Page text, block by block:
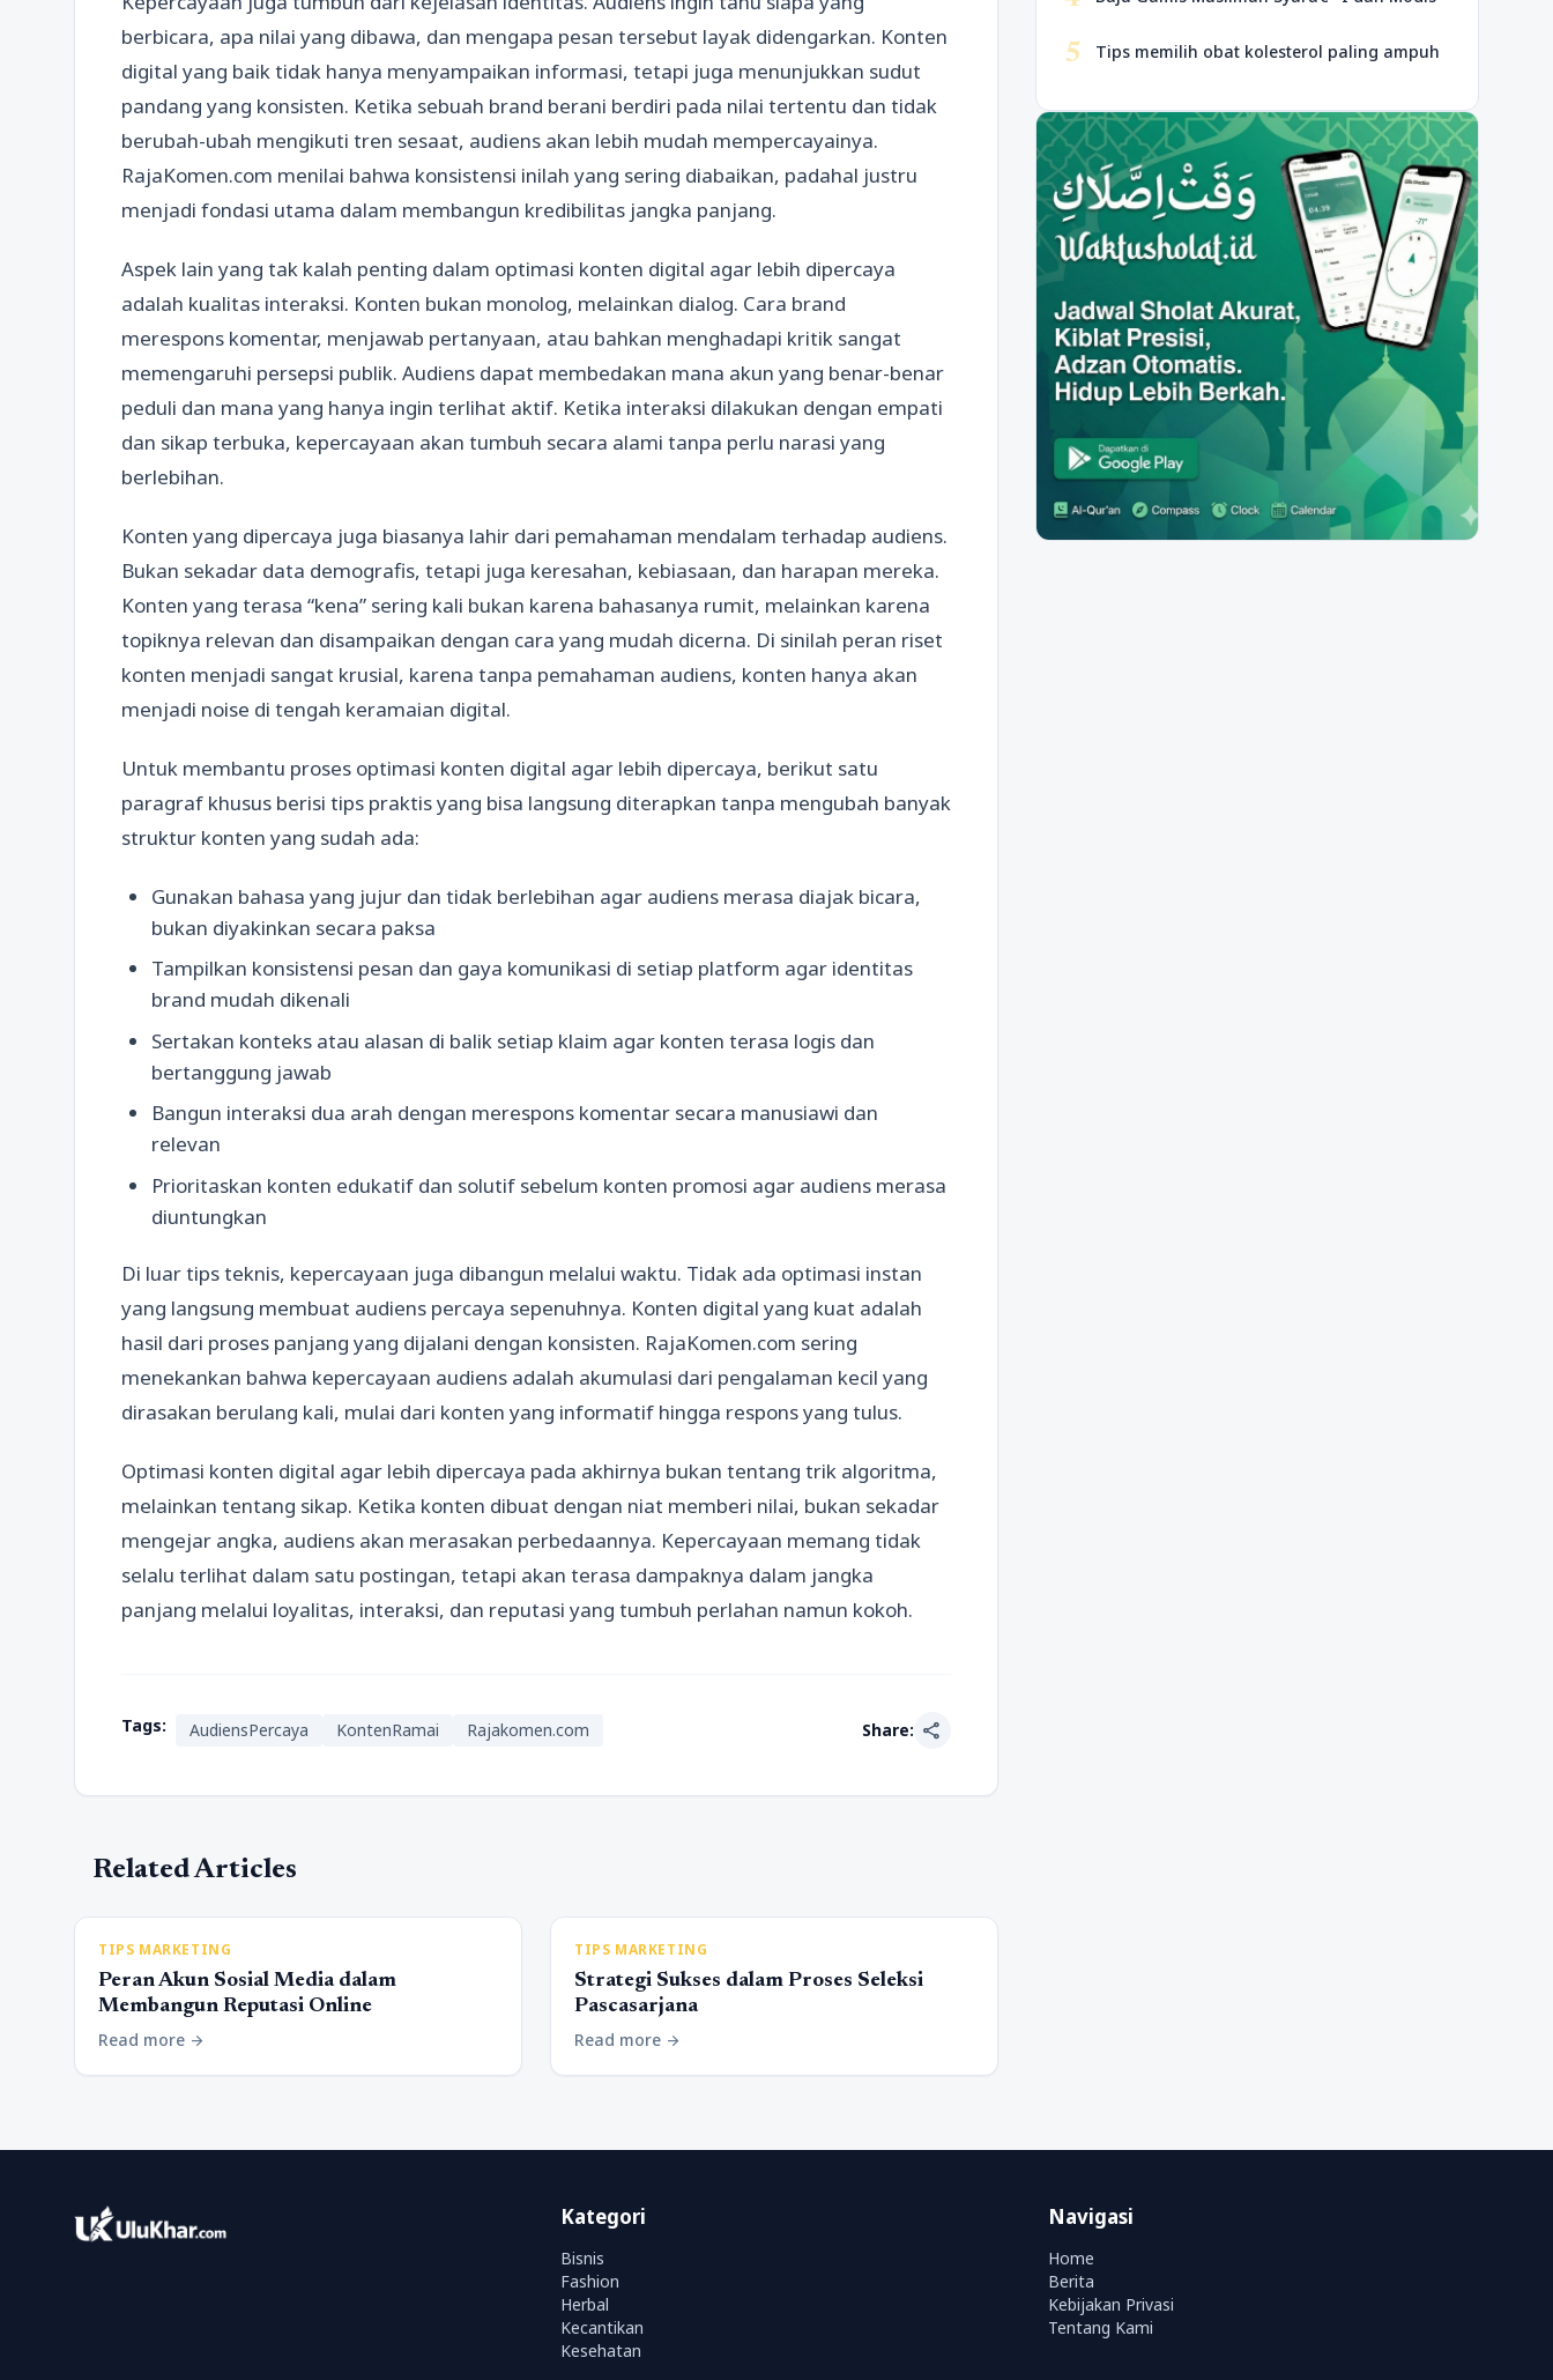
berbicara, apa nilai yang dibawa, dan mengapa pesan tersebut layak didengarkan. Konten
digital yang baik tidak hanya menyampaikan informasi, tetapi juga menunjukkan sudut
pandang yang konsisten. Ketika sebuah brand berani berdiri pada nilai tertentu dan tidak
berubah-ubah mengikuti tren sesaat, audiens akan lebih mudah mempercayainya.
RajaKomen.com menilai bahwa konsistensi inilah yang sering diabaikan, padahal justru
menjadi fondasi utama dalam membangun kredibilitas jangka panjang.
Aspek lain yang tak kalah penting dalam optimasi konten digital agar lebih dipercaya
adalah kualitas interaksi. Konten bukan monolog, melainkan dialog. Cara brand
merespons komentar, menjawab pertanyaan, atau bahkan menghadapi kritik sangat
memengaruhi persepsi publik. Audiens dapat membedakan mana akun yang benar-benar
peduli dan mana yang hanya ingin terlihat aktif. Ketika interaksi dilakukan dengan empati
dan sikap terbuka, kepercayaan akan tumbuh secara alami tanpa perlu narasi yang
berlebihan.
Konten yang dipercaya juga biasanya lahir dari pemahaman mendalam terhadap audiens.
Bukan sekadar data demografis, tetapi juga keresahan, kebiasaan, dan harapan mereka.
Konten yang terasa “kena” sering kali bukan karena bahasanya rumit, melainkan karena
topiknya relevan dan disampaikan dengan cara yang mudah dicerna. Di sinilah peran riset
konten menjadi sangat krusial, karena tanpa pemahaman audiens, konten hanya akan
menjadi noise di tengah keramaian digital.
Untuk membantu proses optimasi konten digital agar lebih dipercaya, berikut satu
paragraf khusus berisi tips praktis yang bisa langsung diterapkan tanpa mengubah banyak
struktur konten yang sudah ada:
Gunakan bahasa yang jujur dan tidak berlebihan agar audiens merasa diajak bicara,
bukan diyakinkan secara paksa
Tampilkan konsistensi pesan dan gaya komunikasi di setiap platform agar identitas
brand mudah dikenali
Sertakan konteks atau alasan di balik setiap klaim agar konten terasa logis dan
bertanggung jawab
Bangun interaksi dua arah dengan merespons komentar secara manusiawi dan
relevan
Prioritaskan konten edukatif dan solutif sebelum konten promosi agar audiens merasa
diuntungkan
Di luar tips teknis, kepercayaan juga dibangun melalui waktu. Tidak ada optimasi instan
yang langsung membuat audiens percaya sepenuhnya. Konten digital yang kuat adalah
hasil dari proses panjang yang dijalani dengan konsisten. RajaKomen.com sering
menekankan bahwa kepercayaan audiens adalah akumulasi dari pengalaman kecil yang
dirasakan berulang kali, mulai dari konten yang informatif hingga respons yang tulus.
Optimasi konten digital agar lebih dipercaya pada akhirnya bukan tentang trik algoritma,
melainkan tentang sikap. Ketika konten dibuat dengan niat memberi nilai, bukan sekadar
mengejar angka, audiens akan merasakan perbedaannya. Kepercayaan memang tidak
selalu terlihat dalam satu postingan, tetapi akan terasa dampaknya dalam jangka
panjang melalui loyalitas, interaksi, dan reputasi yang tumbuh perlahan namun kokoh.
Tags: AudiensPercaya KontenRamai Rajakomen.com Share: share
Related Articles
TIPS MARKETING
Peran Akun Sosial Media dalam
Membangun Reputasi Online
Read more arrow_forward
TIPS MARKETING
Strategi Sukses dalam Proses Seleksi
Pascasarjana
Read more arrow_forward
5 Tips memilih obat kolesterol paling ampuh
Kategori
Bisnis
Fashion
Herbal
Kecantikan
Kesehatan
Navigasi
Home
Berita
Kebijakan Privasi
Tentang Kami